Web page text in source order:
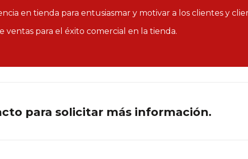
en tienda para entusiasmar y motivar a los clientes y
ventas para el éxito comercial en la tienda.
para solicitar más información.